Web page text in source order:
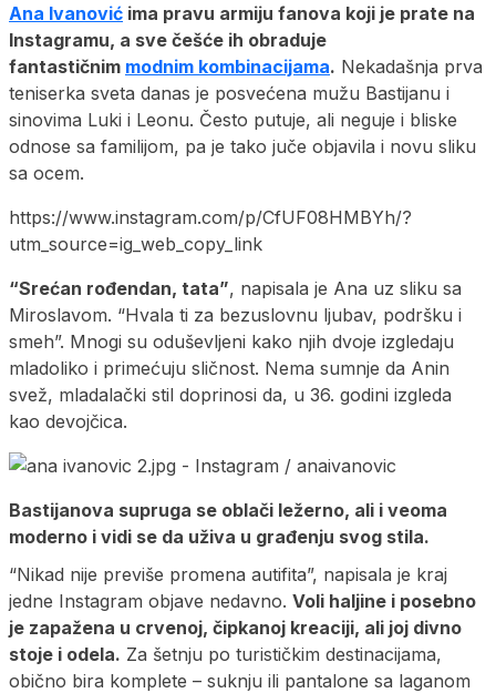
Ana Ivanović ima pravu armiju fanova koji je prate na
Instagramu, a sve češće ih obraduje
fantastičnim modnim kombinacijama. Nekadašnja prva
teniserka sveta danas je posvećena mužu Bastijanu i
sinovima Luki i Leonu. Često putuje, ali neguje i bliske
odnose sa familijom, pa je tako juče objavila i novu sliku
sa ocem.
https://www.instagram.com/p/CfUF08HMBYh/?
utm_source=ig_web_copy_link
“Srećan rođendan, tata”, napisala je Ana uz sliku sa
Miroslavom. “Hvala ti za bezuslovnu ljubav, podršku i
smeh”. Mnogi su oduševljeni kako njih dvoje izgledaju
mladoliko i primećuju sličnost. Nema sumnje da Anin
svež, mladalački stil doprinosi da, u 36. godini izgleda
kao devojčica.
Bastijanova supruga se oblači ležerno, ali i veoma
moderno i vidi se da uživa u građenju svog stila.
“Nikad nije previše promena autifita”, napisala je kraj
jedne Instagram objave nedavno. Voli haljine i posebno
je zapažena u crvenoj, čipkanoj kreaciji, ali joj divno
stoje i odela. Za šetnju po turističkim destinacijama,
obično bira komplete – suknju ili pantalone sa laganom